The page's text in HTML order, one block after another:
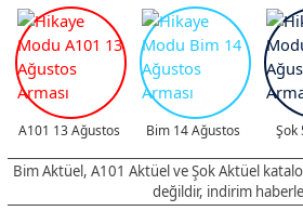
Thomas & Friends Büyük Tren
Hot Wheels Monster Trucks Arabalar
Barbie Köpeği ile Seyahatte
Enchantimals Popüler Karakter
Gokidy Gemi Seti
Gokidy Gemi
A101 13 Ağustos Bim 14 Ağustos Şok
Bim Aktüel, A101 Aktüel ve Şok Aktüel
değildir, indirim